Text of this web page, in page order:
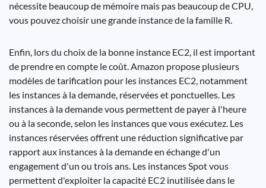
nécessite beaucoup de mémoire mais pas beaucoup de CPU,
vous pouvez choisir une grande instance de la famille R.
Enfin, lors du choix de la bonne instance EC2, il est important
de prendre en compte le coût. Amazon propose plusieurs
modèles de tarification pour les instances EC2, notamment
les instances à la demande, réservées et ponctuelles. Les
instances à la demande vous permettent de payer à l'heure
ou à la seconde, selon les instances que vous exécutez. Les
instances réservées offrent une réduction significative par
rapport aux instances à la demande en échange d'un
engagement d'un ou trois ans. Les instances Spot vous
permettent d'exploiter la capacité EC2 inutilisée dans le